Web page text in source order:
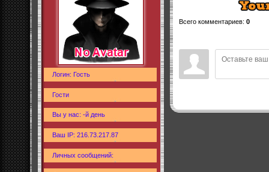
Логин: Гость
Гости
Вы у нас: -й день
Ваш IP: 216.73.217.87
Личных сообщений:
Всего комментариев: 0